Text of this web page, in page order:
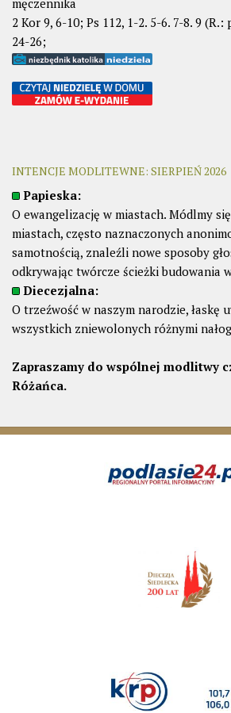
męczennika
2 Kor 9, 6-10; Ps 112, 1-2. 5-6. 7-8. 9 (R.:
24-26;
INTENCJE MODLITEWNE: SIERPIEŃ 2026
Papieska:
O ewangelizację w miastach. Módlmy
miastach, często naznaczonych
samotnością, znaleźli nowe sposoby
odkrywając twórcze ścieżki budowania
Diecezjalna:
O trzeźwość w naszym narodzie, łaskę
wszystkich zniewolonych różnymi
Zapraszamy do wspólnej modlitwy
Różańca.